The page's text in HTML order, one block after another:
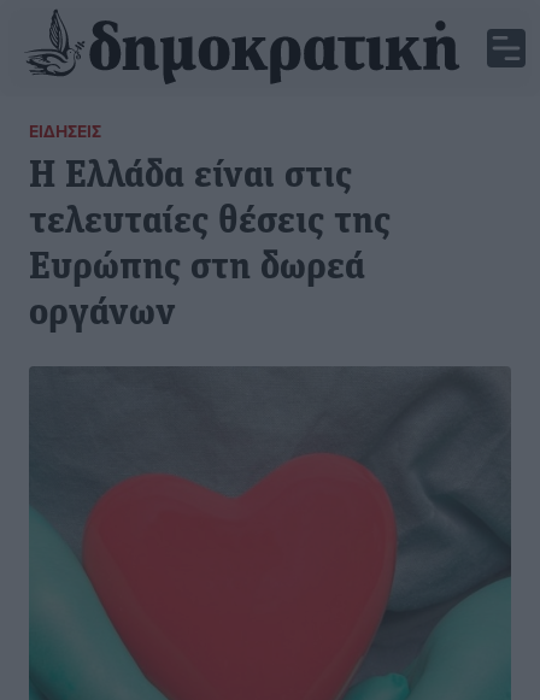
ΕΙΔΉΣΕΙΣ
Η Ελλάδα είναι στις
τελευταίες θέσεις της
Ευρώπης στη δωρεά
οργάνων